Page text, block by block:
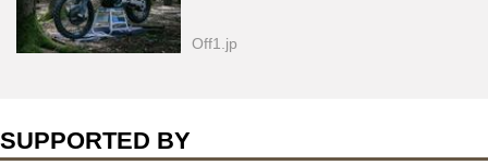
Off1.jp
SUPPORTED BY